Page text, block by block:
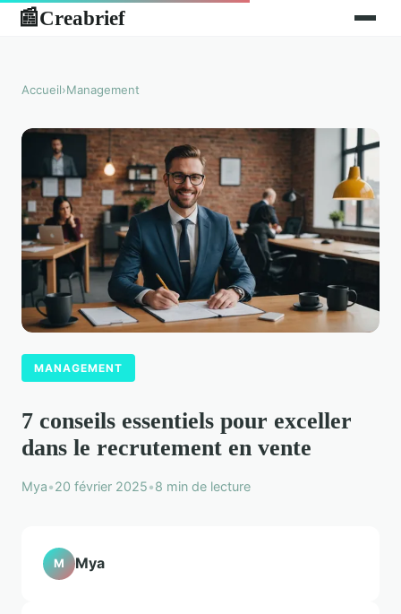
📰Creabrief
Accueil›Management
MANAGEMENT
7 conseils essentiels pour exceller
dans le recrutement en vente
Mya•20 février 2025•8 min de lecture
M Mya